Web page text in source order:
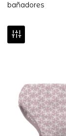
bañadores